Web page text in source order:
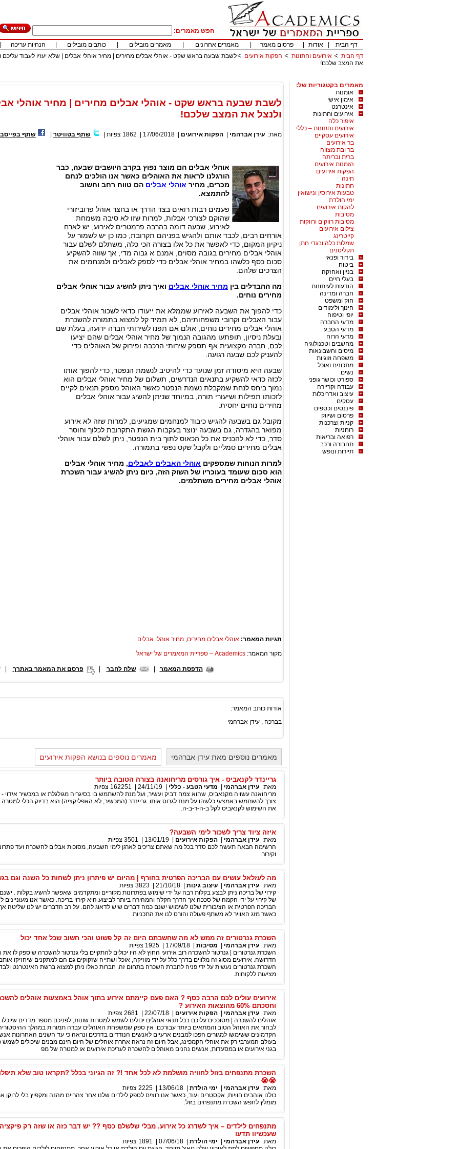
חפש מאמרים:
דף הבית
אודות פרסום מאמר מאמרים אחרונים מאמרים מובילים כותבים מובילים הנחיות עריכה
דף הבית
אירועים וחתונות הפקות אירועים
לשבת שבעה בראש שקט - אוהלי אבלים מחירים | מחיר אוהלי אבלים | שלא יעזיו לעבוד עליכם
את המצב שלכם!
מאמרים בקטגוריות של:
אומנות
אימון אישי
אינטרנט
אירועים וחתונות
איפור כלה
אירועים וחתונות – כללי
אירועים עסקיים
בר אירועים
בר ובת מצווה
ברית ובריתה
הזמנות אירועים
הפקות אירועים
חינה
חתונות
טבעות אירוסין ונישואין
ימי הולדת
להקות אירועים
מסיבות
מסיבות רווקים ורווקות
צילום אירועים
קייטרינג
שמלות כלה ובגדי חתן
תקליטנים
בידור ופנאי
ביטוח
בניין ואחזקה
בעלי חיים
הודעות לעיתונות
חברה ומדינה
חוק ומשפט
חינוך ולימודים
יופי וטיפוח
מדעי החברה
מדעי הטבע
מדעי הרוח
מחשבים וטכנולוגיה
מיסים וחשבונאות
משפחה וזוגיות
מתכונים ואוכל
נשים
ספורט וכושר גופני
עבודה וקריירה
עיצוב ואדריכלות
עסקים
פיננסים וכספים
פרסום ושיווק
קניות וצרכנות
רוחניות
רפואה ובריאות
תחבורה ורכב
תיירות ונופש
לשבת שבעה בראש שקט - אוהלי אבלים מחירים | מחיר אוהלי
ולנצל את המצב שלכם!
מאת: עידן אברהמי הפקות אירועים 17/06/2018
1862 צפיות שתף בטוויטר שתף
אוהלי אבלים הם מוצר נפוץ בקרב היושבים שבעה, כבר
הורגלנו לראות את האוהלים כאשר אנו הולכים לנחם
מכרים, מחיר אוהלי אבלים הם טווח רחב וחשוב
להתמצא.
פעמים רבות רואים בצד הדרך או בחצר אוהל פרוביזורי
שהוקם לצורכי אבלות, למרות שזו לא סיבה משמחת
לאירוע, שבעה דומה בהרבה פרמטרים לאירוע, יש לארח
אורחים רבים, לכבד אותם ולהגיש בפניהם תקרובת, כמו כן יש לשמור על
ניקיון המקום, כדי לאפשר את כל אלו בצורה הכי כלה, משתלם לשלם עבור
אוהלי אבלים מחירים בגובה מסוים, אמנם א גבוה מדי, אך שווה להשקיע
סכום כסף כלשהו במחיר אוהלי אבלים כדי לספק לאבלים ולמנחמים את
הצרכים שלהם.
מה ההבדלים בין מחיר אוהלי אבלים ואיך ניתן להשיג עבור אוהלי אבלים
מחירים נוחים.
כדי להפוך את השבעה לאירוע שממלא את ייעודו כדאי לשכור אוהלי אבלים
עבור האבלים וקרובי משפחותיהם, לא תמיד קל למצוא בתמורה להשכרת
אוהלי אבלים מחירים נוחים, אולם אם תפנו לשירותי חברה ידועה, בעלת שם
ובעלת ניסיון, תופתעו מהגובה הנמוך של מחיר אוהלי אבלים שהם יציעו
לכם, חברה מקצועית אף תספק שירותי הרכבה ופירוק של האוהלים כדי
להעניק לכם שבעה רגועה.
שבעה היא מיסודה זמן שנועד כדי להיטיב לנשמת הנפטר, כדי להפוך אותו
לכזה כדאי להשקיע בתנאים הנדרשים, תשלום של מחיר אוהלי אבלים הוא
נמוך ביחס לנחת שמקבלת נשמת הנפטר כאשר האוהל מספק תנאים לקיים
לזכותו תפילות ושיעורי תורה, במיוחד שניתן להשיג עבור אוהלי אבלים
מחירים נוחים יחסית.
מקובל גם בשבעה להגיש כיבוד למנחמים שמגיעים, למרות שזה לא אירוע
מפואר בהגדרה, גם בשבעה ינוצר בעקבות הגשת התקרובת לכלוך וחוסר
סדר, כדי לא להכניס את כל הכאוס לתוך בית הנפטר, ניתן לשלם עבור אוהלי
אבלים מחירים סמליים ולקבל שקט נפשי בתמורה.
למרות הנוחות שמספקים אוהלי האבלים לאבלים, מחיר אוהלי אבלים
הוא סכום שעומד בעוכריו של השוק הזה, כיום ניתן להשיג עבור השכרת
אוהלי אבלים מחירים משתלמים.
תגיות המאמר: אוהלי אבלים מחירים, מחיר אוהלי אבלים
מקור המאמר: Academics – ספריית המאמרים של ישראל
הדפסת המאמר שלח לחבר פרסם את המאמר באתרך |
אודות כותב המאמר:
בברכה , עידן אברהמי
מאמרים נוספים מאת עידן אברהמי מאמרים נוספים בנושא הפקות אירועים
גריינדר לקנאביס - איך גורסים מריחואנה בצורה הטובה ביותר
מאת: עידן אברהמי מדעי הטבע - כללי 24/11/19
162251 צפיות
מריחואנה עשויה מקנאביס, שהוא צמח דביק ועשיר, ועל מנת להשתמש בו בסיגריה מגולגלת או במכשיר אידוי -
צורך להשתמש באמצעי כלשהו על מנת לגרוס אותו. גריינדר (המכשיר, לא האפליקציה) הוא בדיוק הכלי למטרה
את השימוש לקנאביס לקל ב-ה-ר-ב-ה.
איזה ציוד צריך לשכור לימי השבעה?
מאת: עידן אברהמי הפקות אירועים 13/01/19
3501 צפיות
הרשימה הבאה תעשה לכם סדר בכל מה שאתם צריכים לארגן לימי השבעה, מסוכות אבלים להשכרה ועד
וקירור.
מה לעזלאל עושים עם הבריכה הפרטית בחורף | מהיום יש פיתרון ניתן לשחות כל השנה וגם
מאת: עידן אברהמי עיצוב גינות 21/10/18
3823 צפיות
קירוי של בריכה ניתן לבצע בקלות רבה על ידי שימוש בפתרונות מקוריים ומתקדמים שאפשר להשיג בקלות . ישנם
של קירוי על ידי הקמה של סככה אך הדרך הקלה והמהירה ביותר לביצוע היא קירוי בריכה. כאשר אנו מעוניינים
הבריכה הפרטית או הציבורית שלנו לשימוש ישנם כמה דברים שיש לדאוג להם. על רב הדברים יש לנו שליטה
כאשר מזג האוויר לא משתף פעולה והורס לנו את התכניות.
השכרת גנרטורים זה ממש לא מה שחשבתם היום זה קל פשוט והכי חשוב שכל אחד יכול
מאת: עידן אברהמי מסיבות 17/09/18
1925 צפיות
השכרת גנרטורים | גנרטור להשכרה רוב אירועי החוץ לא היו יכולים להתקיים בלי גנרטור להשכרה שיספק לו את
הדרושה. אירועים מסוג זה מלווים בדרך כלל על ידי מוזיקה, אוכל ושתייה שזקוקים גם הם למתקנים שיחזיקו
השכרת גנרטורים נעשית על ידי פניה לחברת השכרה בתחום זה. חברות כאלו ניתן למצוא ברשת האינטרנט
מציעות ללקוחות.
אירועים עולים לכם הרבה כסף ? האם פעם קיימתם אירוע בתוך אוהל באמצעות אוהלים
וחסכתם 60% מהוצאות האירוע ?
מאת: עידן אברהמי הפקות אירועים 22/07/18
2681 צפיות
אוהלים להשכרה | מסוככים עליכם בכל תנאי אוהלים יכולים לשמש למטרות שונות, לפניכם מספר מדדים שיוכלו
לבחור את האוהל הטוב והמתאים ביותר עבורכם. אין ספק שמשפחת האוהלים עברה תמורות במהלך
הקדמונים ששימשו למגורים הפכו למבנים ארעיים לאנשים הנודדים בדרכים ונראה כי עד השנים האחרונות
בעולם המערבי רק את אוהלי הקמפינג, אבל היום זה נראה אחרת אוהלים של היום הינם מבנים שיכולים לשמש
בגני אירועים או במסעדות, אנשים נהנים מאוהלים להשכרה לעריכת אירועים או למטרה של מפ
השכרת מתנפחים בזול לחוויה מושלמת לא לכל אחד !? זה הגיוני בכלל ?תקראו טוב שלא
😭😭
מאת: עידן אברהמי ימי הולדת 13/06/18
2225 צפיות
כולנו אוהבים חוויות, אקסטרים ועוד, כאשר אנו רוצים לספק לילדים שלנו אחר צהריים מהנה ומקפיץ בלי לרוקן
מומלץ לחפש השכרת מתנפחים בזול.
מתנפחים לילדים – איך לשדרג כל אירוע. מבלי שלשלם כסף ?? יש דבר כזה או שזה רק
שעכשיוו תדעו
מאת: עידן אברהמי ימי הולדת 07/06/18
1891 צפיות